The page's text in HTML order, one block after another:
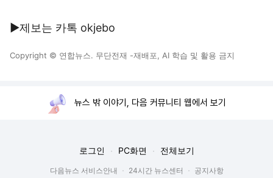
▶제보는 카톡 okjebo
Copyright © 연합뉴스. 무단전재 -재배포, AI 학습 및 활용 금지
뉴스 밖 이야기, 다음 커뮤니티 웹에서 보기
로그인 PC화면 전체보기
다음뉴스 서비스안내 24시간 뉴스센터
공지사항